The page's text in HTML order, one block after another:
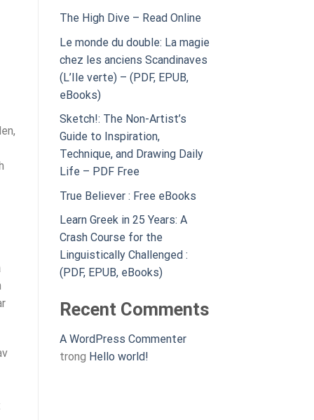
The High Dive – Read Online
Le monde du double: La magie
chez les anciens Scandinaves
(L’Ile verte) – (PDF, EPUB,
eBooks)
Sketch!: The Non-Artist’s
Guide to Inspiration,
Technique, and Drawing Daily
Life – PDF Free
True Believer : Free eBooks
Learn Greek in 25 Years: A
Crash Course for the
Linguistically Challenged :
(PDF, EPUB, eBooks)
Recent Comments
A WordPress Commenter
trong Hello world!